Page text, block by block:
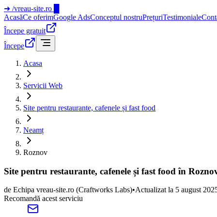
➜ /vreau-site.ro
AcasăCe oferimGoogle AdsConceptul nostruPrețuriTestimoniale
Începe gratuit
Începe
Acasa
Servicii Web
Site pentru restaurante, cafenele și fast food
Neamț
Roznov
Site pentru restaurante, cafenele și fast food în
de Echipa vreau-site.ro (Craftworks Labs)•Actualizat la 5 august
Recomandă acest serviciu